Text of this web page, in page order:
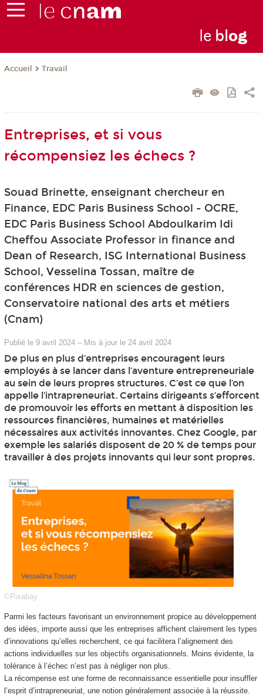
le blog
Accueil Travail
Entreprises, et si vous
récompensiez les échecs ?
Souad Brinette, enseignant chercheur en
Finance, EDC Paris Business School - OCRE,
EDC Paris Business School Abdoulkarim Idi
Cheffou Associate Professor in finance and
Dean of Research, ISG International Business
School, Vesselina Tossan, maître de
conférences HDR en sciences de gestion,
Conservatoire national des arts et métiers
(Cnam)
Publié le 9 avril 2024 – Mis à jour le 24 avril 2024
De plus en plus d’entreprises encouragent leurs
employés à se lancer dans l’aventure entrepreneuriale
au sein de leurs propres structures. C’est ce que l’on
appelle l’intrapreneuriat. Certains dirigeants s’efforcent
de promouvoir les efforts en mettant à disposition les
ressources financières, humaines et matérielles
nécessaires aux activités innovantes. Chez Google, par
exemple les salariés disposent de 20 % de temps pour
travailler à des projets innovants qui leur sont propres.
©Pixabay
Parmi les facteurs favorisant un environnement propice au développement
des idées, importe aussi que les entreprises affichent clairement les types
d’innovations qu’elles recherchent, ce qui facilitera l’alignement des
actions individuelles sur les objectifs organisationnels. Moins évidente, la
tolérance à l’échec n’est pas à négliger non plus.
La récompense est une forme de reconnaissance essentielle pour insuffler
l’esprit d’intrapreneuriat, une notion généralement associée à la réussite.